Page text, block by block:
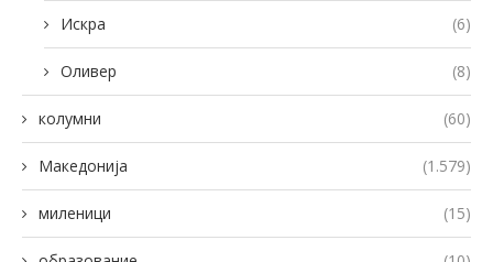
Искра (6)
Оливер (8)
колумни (60)
Македонија (1.579)
миленици (15)